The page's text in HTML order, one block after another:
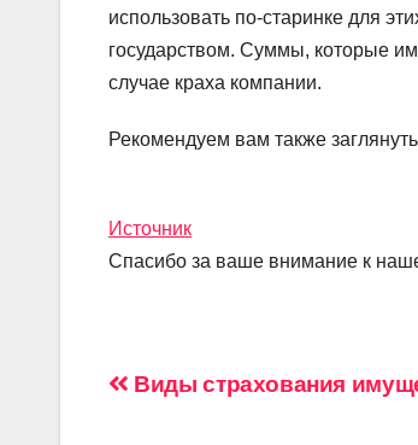
использовать по-старинке для
государством. Суммы, которые
случае краха компании.
Рекомендуем вам также
Источник
Спасибо за ваше внимание к
Навигация
Виды страхования